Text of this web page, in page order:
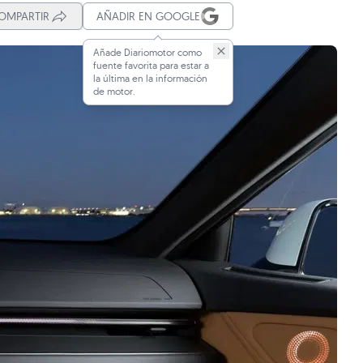
AÑADIR EN GOOGLE
Añade Diariomotor como
fuente favorita para estar a
la última en la información
de motor.